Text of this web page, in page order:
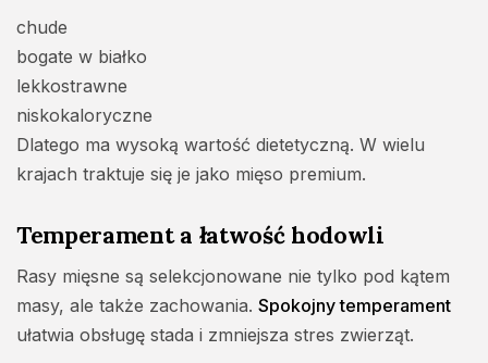
chude
bogate w białko
lekkostrawne
niskokaloryczne
Dlatego ma wysoką wartość dietetyczną. W wielu
krajach traktuje się je jako mięso premium.
Temperament a łatwość hodowli
Rasy mięsne są selekcjonowane nie tylko pod kątem
masy, ale także zachowania. Spokojny temperament
ułatwia obsługę stada i zmniejsza stres zwierząt.